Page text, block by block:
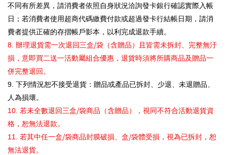
不同有所差異，請消費者依照自身狀況洽詢發卡銀行確認實際入帳
日；若消費者使用超商代碼繳費付款或超過發卡行結帳日期，請消
費者提供正確的存摺帳戶影本，以利完成退款手續。
8. 辦理退貨需一次退回三盒/袋（含贈品）且皆需未拆封、完整無汙
損，意即買二送一活動屬組合優惠，退貨時須將所購商品及贈品一
併完整退回。
9. 下列情況恕不接受退貨：贈品或產品已拆封、少退、未退贈品、
人為損壞。
10. 若未全數退回三盒/袋商品（含贈品），視同不符合活動退貨資
格，恕無法退款。
11. 若其中任一盒/袋商品封膜破損、盒/袋體受損，視為已拆封，恕
無法退貨。